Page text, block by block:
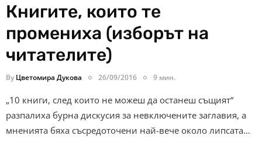
Книгите, които те
промениха (изборът на
читателите)
By Цветомира Дукова 26/09/2016 9 мин.
„10 книги, след които не можеш да останеш същият“
разпалиха бурна дискусия за невключените заглавия, а
мненията бяха съсредоточени най-вече около липсата…